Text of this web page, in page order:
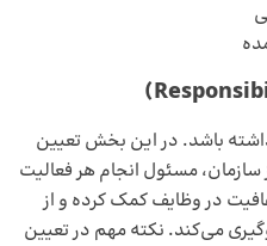
)
باشد. در این بخش تعیین
مسئول انجام هر فعالیت
در وظایف کمک کرده و از
می‌کند. نکته مهم در تعیین